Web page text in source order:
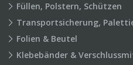
Füllen, Polstern, Schützen
Transportsicherung,
Folien & Beutel
Klebebänder &